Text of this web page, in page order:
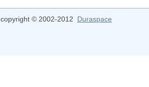
copyright © 2002-2012 Duraspace